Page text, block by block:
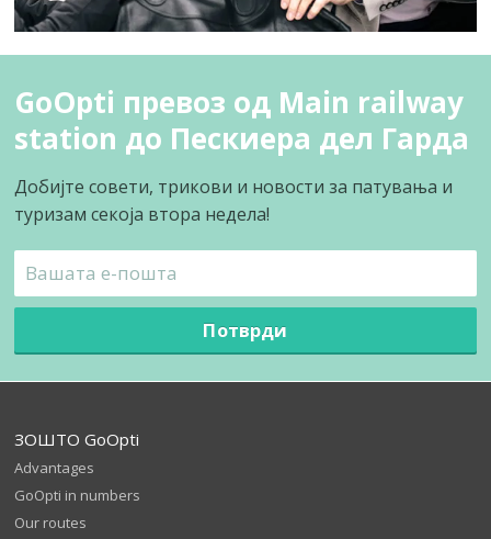
GoOpti превоз од Main railway
station до Пескиера дел Гарда
Добијте совети, трикови и новости за патувања и
туризам секоја втора недела!
Потврди
ЗОШТО GoOpti
Advantages
GoOpti in numbers
Our routes